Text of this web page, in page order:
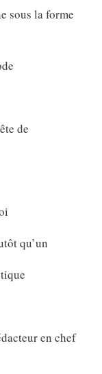
sous la forme
de
qu’un
en chef